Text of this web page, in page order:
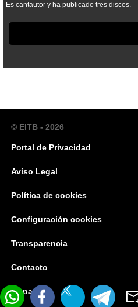
Es cantautor y ha publicado tres discos.
© EITB - 2026
Portal de Privacidad
Aviso Legal
Política de cookies
Configuración cookies
Transparencia
Contacto
Mapa Web